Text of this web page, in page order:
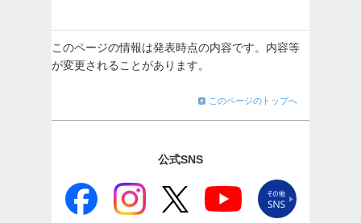
このページの情報は発表時点の内容です。内容等
が変更されることがあります。
このページのトップへ
公式SNS